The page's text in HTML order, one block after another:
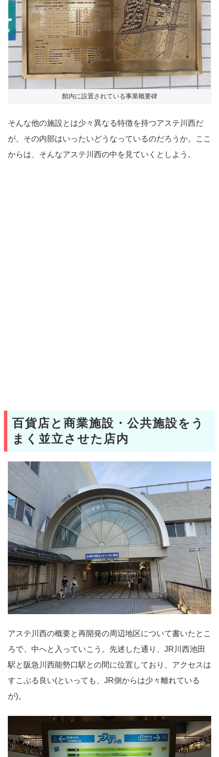
館内に設置されている事業概要碑
そんな他の施設とは少々異なる特徴を持つアステ川西だ
が、その内部はいったいどうなっているのだろうか。ここ
からは、そんなアステ川西の中を見ていくとしよう。
百貨店と商業施設・公共施設をう
まく並立させた店内
アステ川西の概要と再開発の周辺地区について書いたとこ
ろで、中へと入っていこう。先述した通り、JR川西池田
駅と阪急川西能勢口駅との間に位置しており、アクセスは
すこぶる良い(といっても、JR側からは少々離れている
が)。